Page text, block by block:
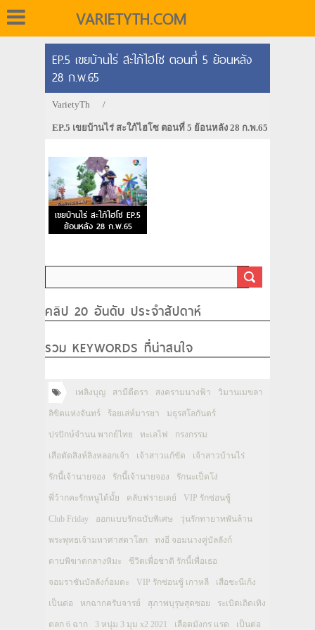
VARIETYTH.COM
EP.5 เขยบ้านไร่ สะใภ้ไฮโซ ตอนที่ 5 ย้อนหลัง
28 ก.พ.65
VarietyTh /
EP.5 เขยบ้านไร่ สะใภ้ไฮโซ ตอนที่ 5 ย้อนหลัง 28 ก.พ.65
เขยบ้านไร่ สะใภ้ไฮโซ EP.5
ย้อนหลัง 28 ก.พ.65
คลิป 20 อันดับ ประจำสัปดาห์
รวม KEYWORDS ที่น่าสนใจ
เพลิงบุญ สามีตีตรา สงครามนางฟ้า วิมานเมขลา
ลิขิตแห่งจันทร์ ร้อยเล่ห์มารยา มธุรสโลกันตร์
ปรปักษ์จำนน พากย์ไทย ทะเลไฟ กรงกรรม
เสือตัดสิงห์ลิงหลอกเจ้า เจ้าสาวแก้ขัด เจ้าสาวบ้านไร่
รักนี้เจ้านายจอง รักนี้เจ้านายจอง รักนะเป็ดโง่
พี่ว้ากคะรักหนูได้มั้ย คลับฟรายเดย์ VIP รักซ่อนชู้
Club Friday ออกแบบรักฉบับพิเศษ วุ่นรักทายาทพันล้าน
พระพุทธเจ้ามหาศาสดาโลก ทงอี จอมนางคู่บัลลังก์
ดาบพิฆาตกลางหิมะ ชีวิตเพื่อชาติ รักนี้เพื่อเธอ
จอมราชันบัลลังก์อมตะ VIP รักซ่อนชู้ เกาหลี เสือชะนีเก้ง
เป็นต่อ หกฉากครับจารย์ สุภาพบุรุษสุดซอย ระเบิดเถิดเทิง
ตลก 6 ฉาก 3 หนุ่ม 3 มุม x2 2021 เลือดมังกร แรด เป็นต่อ